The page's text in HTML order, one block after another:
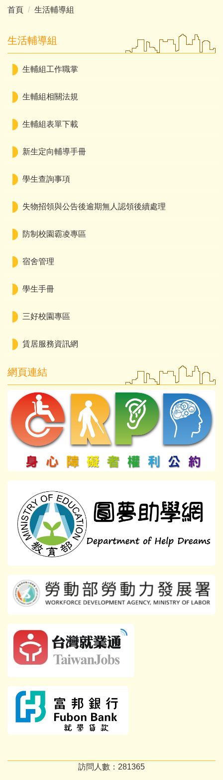
首頁 生活輔導組
生活輔導組
生輔組工作職掌
生輔組相關法規
生輔組表單下載
新生定向輔導手冊
學生查詢事項
失物招領與公告後逾期無人認領後續處理
防制校園霸凌專區
宿舍管理
學生手冊
三好校園專區
賃居服務資訊網
網頁連結
訪問人數： 281365